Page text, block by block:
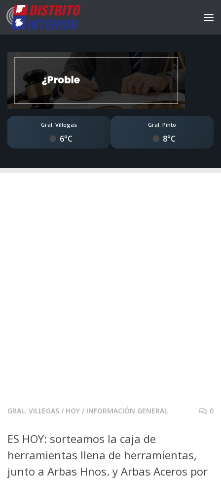
Gral. Villegas
6°C
Gral. Pinto
8°C
GRAL. VILLEGAS / HOY / INFORMACIÓN GENERAL 0
ES HOY: sorteamos la caja de
herramientas llena de herramientas,
junto a Arbas Hnos. y Arbas Aceros por